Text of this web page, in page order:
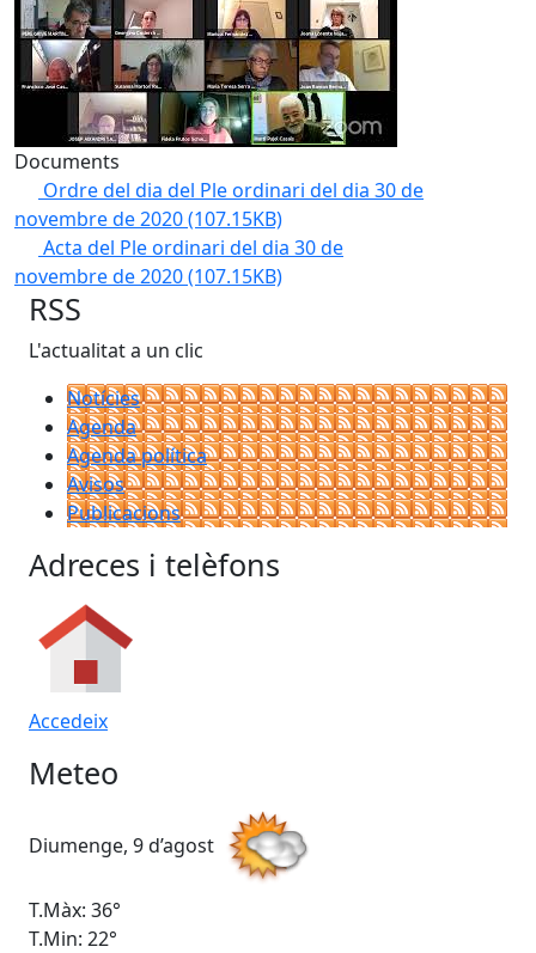
Documents
Ordre del dia del Ple ordinari del dia 30 de
novembre de 2020(107.15KB)
Acta del Ple ordinari del dia 30 de
novembre de 2020(107.15KB)
RSS
L'actualitat a un clic
Notícies
Agenda
Agenda política
Avisos
Publicacions
Adreces i telèfons
Accedeix
Meteo
Diumenge, 9 d’agost
T.Màx: 36°
T.Min: 22°